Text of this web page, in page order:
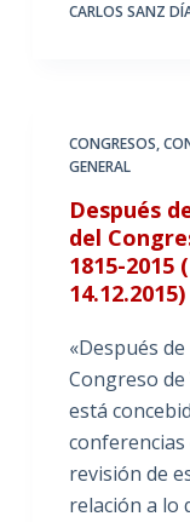
CARLOS SANZ
CONGRESOS,
GENERAL
Después
del
1815-2015
14.12.2015)
«Después
Congreso de
está
revisión de
relación a lo